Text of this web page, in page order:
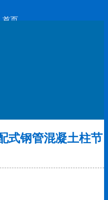
首页
信息
预订
式钢管混凝土柱节